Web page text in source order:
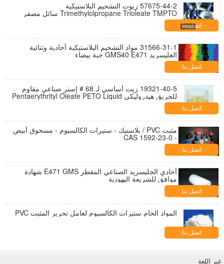
57675-44-2 زيوت التشحيم البلاستيكية
Trimethylolpropane Trioleate TMPTO سائل مصفر
اتصل بنا
31566-31-1 مواد التشحيم البلاستيكية أحادية وثنائية
الغليسريد GMS40 E471 حبة بيضاء
اتصل بنا
19321-40-5 زيت أساسي لـ 68 # إستر صناعي مقاوم
للحريق هيدروليكي Pentaerythrityl Oleate PETO Liquid
اتصل بنا
مثبت PVC / بلاستيك - ستيرات الكالسيوم - مسحوق أبيض
- CAS 1592-23-0
اتصل بنا
أحادي الجليسريد الصناعي المقطر E471 GMS شهادة
موافق للشريعة اليهودية
اتصل بنا
المواد الخام ستيرات الكالسيوم لعامل تحرير المثبت PVC
اتصل بنا
غير اللغة